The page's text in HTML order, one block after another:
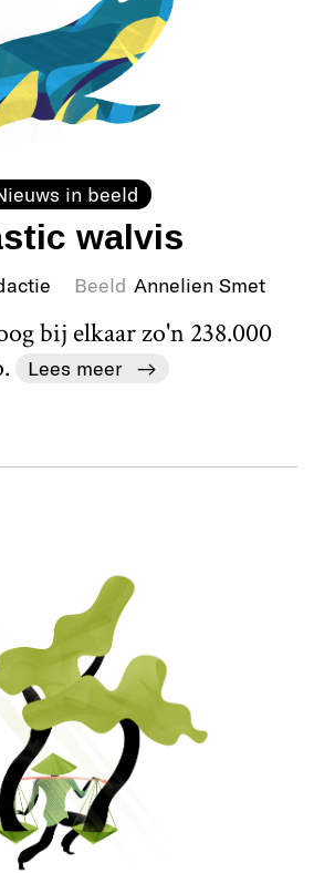
in beeld
walvis
Beeld Annelien Smet
bij elkaar zo'n 238.000
Lees meer